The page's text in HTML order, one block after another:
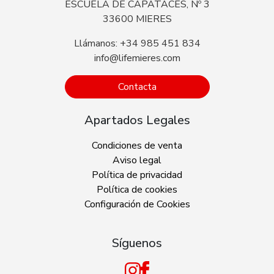
ESCUELA DE CAPATACES, Nº 3
33600 MIERES
Llámanos: +34 985 451 834
info@lifemieres.com
Contacta
Apartados Legales
Condiciones de venta
Aviso legal
Política de privacidad
Política de cookies
Configuración de Cookies
Síguenos